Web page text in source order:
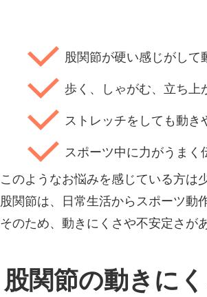
股関節が硬い感じがして
歩く、しゃがむ、立ち上
ストレッチをしても動き
スポーツ中に力がうまく
このようなお悩みを感じている方は
股関節は、日常生活からスポーツ動
そのため、動きにくさや不安定さが
股関節の動